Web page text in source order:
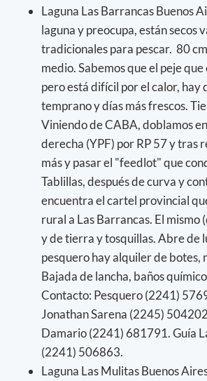
Laguna Las Barrancas Buenos
laguna y preocupa, están secos
tradicionales para pescar. 80
medio. Sabemos que el peje
pero está difícil por el calor, hay
temprano y días más frescos.
Viniendo de CABA, doblamos
derecha (YPF) por RP 57 y tras
más y pasar el "feedlot" que
Tablillas, después de curva y
encuentra el cartel provincial
rural a Las Barrancas. El mismo
y de tierra y tosquillas. Abre de
pesquero hay alquiler de botes,
Bajada de lancha, baños
Contacto: Pesquero (2241)
Jonathan Sarena (2245)
Damario (2241) 681791. Guía
(2241) 506863.
Laguna Las Mulitas Buenos